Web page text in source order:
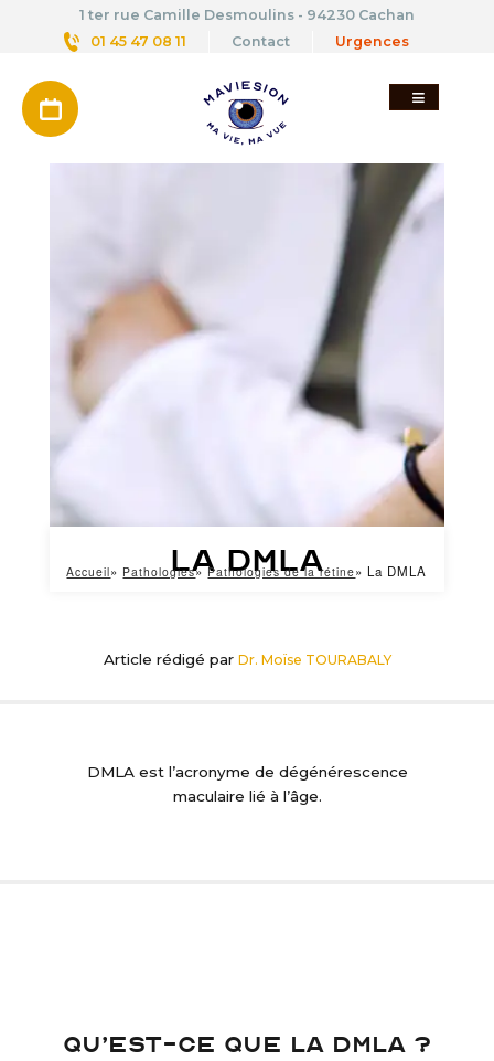
Aller
au
principal
1 ter rue Camille Desmoulins - 94230 Cachan
01 45 47 08 11
Contact Urgences
RDV
Accueil Pathologies Pathologies de la rétine La DMLA
La DMLA
Article rédigé par Dr. Moïse TOURABALY
DMLA est l’acronyme de dégénérescence
maculaire lié à l’âge.
QU’EST-CE QUE LA DMLA ?